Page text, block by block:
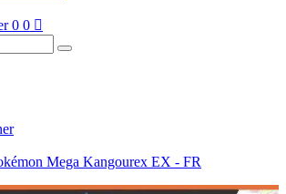
0 0 
Mega Kangourex EX - FR